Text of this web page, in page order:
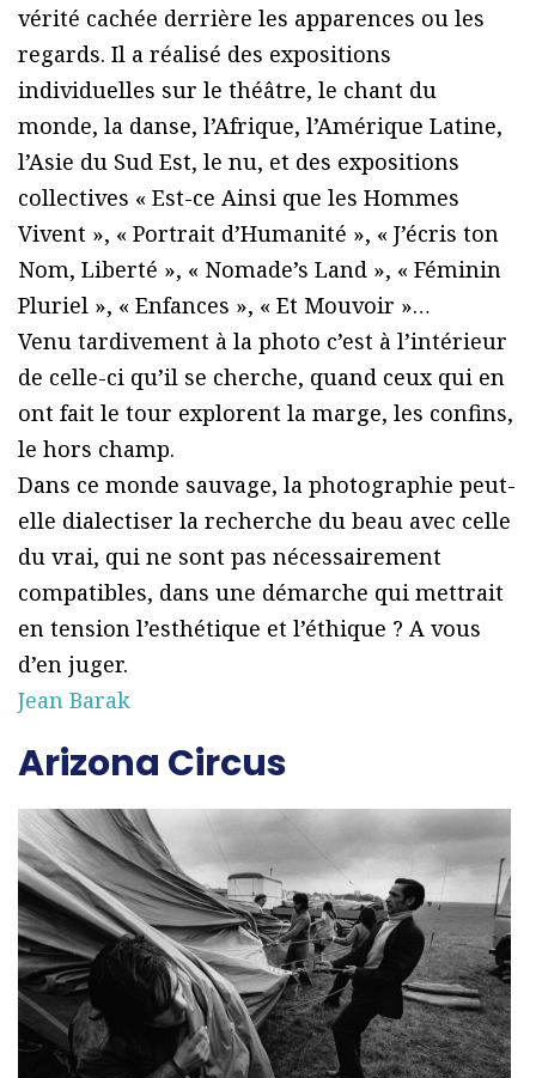
vérité cachée derrière les apparences ou les
regards. Il a réalisé des expositions
individuelles sur le théâtre, le chant du
monde, la danse, l’Afrique, l’Amérique Latine,
l’Asie du Sud Est, le nu, et des expositions
collectives « Est-ce Ainsi que les Hommes
Vivent », « Portrait d’Humanité », « J’écris ton
Nom, Liberté », « Nomade’s Land », « Féminin
Pluriel », « Enfances », « Et Mouvoir »…
Venu tardivement à la photo c’est à l’intérieur
de celle-ci qu’il se cherche, quand ceux qui en
ont fait le tour explorent la marge, les confins,
le hors champ.
Dans ce monde sauvage, la photographie peut-
elle dialectiser la recherche du beau avec celle
du vrai, qui ne sont pas nécessairement
compatibles, dans une démarche qui mettrait
en tension l’esthétique et l’éthique ? A vous
d’en juger.
Jean Barak
Arizona Circus